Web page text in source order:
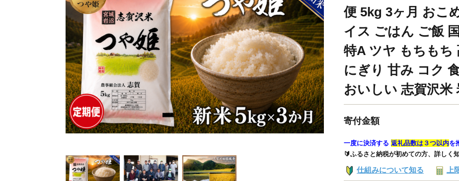
便 5kg 3ヶ月 おこ
イス ごはん ご飯
特A ツヤ もちもち
にぎり 甘み コク
おいしい 志賀沢米
寄付金額
一度に決済する 返礼品数は３つ以内を
🔰ふるさと納税が初めての方、詳しく
仕組みについて知る 上